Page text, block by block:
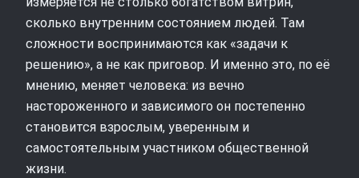
сколько внутренним состоянием людей. Там
сложности воспринимаются как «задачи к
решению», а не как приговор. И именно это, по её
мнению, меняет человека: из вечно
настороженного и зависимого он постепенно
становится взрослым, уверенным и
самостоятельным участником общественной
жизни.